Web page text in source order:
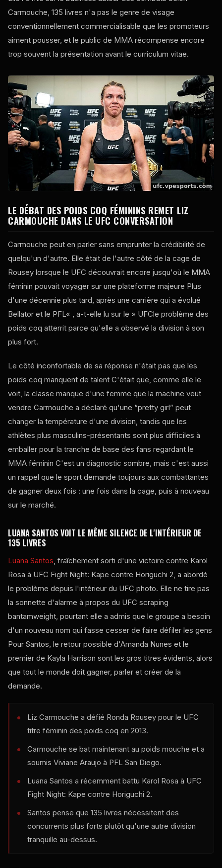
Carmouche, 135 livres n'a pas le genre de visage
conventionnellement commercialisable que les promoteurs
aiment pousser, et le public de MMA récompense encore
trop souvent la présentation avant le curriculum vitae.
LE DÉBAT DES POIDS COQ FÉMININS REMET LIZ
CARMOUCHE DANS LE UFC CONVERSATION
Carmouche peut en parler sans emprunter la crédibilité de
quelqu'un d'autre. Elle était de l'autre côté de la cage de
Rousey lorsque le UFC découvrait encore jusqu'où le MMA
féminin pouvait voyager sur une plateforme majeure Plus
d'une décennie plus tard, après une carrière qui a évolué
Bellator et le PFL« , a-t-elle lu sur le » UFCle problème des
poids coq atterrit parce qu'elle a observé la division à son
plus fort.
Le côté inconfortable de sa réponse n'était pas que les
poids coq manquent de talent C'était que, comme elle le
voit, la classe manque d'une femme que la machine veut
vendre Carmouche a déclaré qu'une “pretty girl” peut
changer la température d'une division, tandis que les
athlètes plus masculins-présentants sont plus difficiles à
emballer pour la tranche de base des fans regardant le
MMA féminin C'est un diagnostic sombre, mais c'est aussi
un rappel que le sport demande toujours aux combattantes
de gagner deux fois : une fois dans la cage, puis à nouveau
sur le marché.
LUANA SANTOS VOIT LE MÊME SILENCE DE L'INTÉRIEUR DE
135 LIVRES
Luana Santos, fraîchement sorti d'une victoire contre Karol
Rosa à UFC Fight Night: Kape contre Horiguchi 2, a abordé
le problème depuis l'intérieur du UFC photo. Elle ne tire pas
la sonnette d'alarme à propos du UFC scraping
bantamweight, pourtant elle a admis que le groupe a besoin
d'un nouveau nom qui fasse cesser de faire défiler les gens
Pour Santos, le retour possible d'Amanda Nunes et le
premier de Kayla Harrison sont les gros titres évidents, alors
que tout le monde doit gagner, parler et créer de la
demande.
Liz Carmouche a défié Ronda Rousey pour le UFC
titre féminin des poids coq en 2013.
Carmouche se bat maintenant au poids mouche et a
soumis Viviane Araujo à PFL San Diego.
Luana Santos a récemment battu Karol Rosa à UFC
Fight Night: Kape contre Horiguchi 2.
Santos pense que 135 livres nécessitent des
concurrents plus forts plutôt qu'une autre division
tranquille au-dessus.